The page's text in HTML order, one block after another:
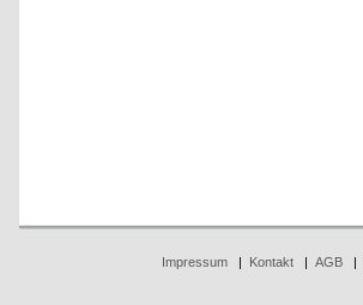
Impressum| Kontakt| AGB|